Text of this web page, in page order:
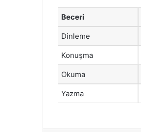
Beceri
Dinleme
Konuşma
Okuma
Yazma